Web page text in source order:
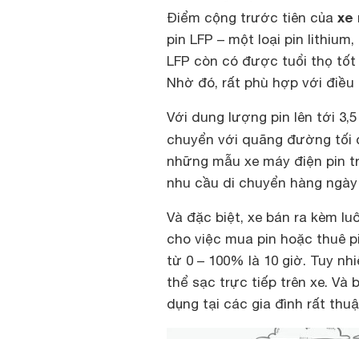
Điểm cộng trước tiên của xe
pin LFP – một loại pin
LFP còn có được tuổi thọ
Nhờ đó, rất phù hợp với
Với dung lượng pin lên tới
chuyển với quãng đường
những mẫu xe máy điện pin
nhu cầu di chuyển hàng
Và đặc biệt, xe bán ra kèm
cho việc mua pin hoặc thuê
từ 0 – 100% là 10 giờ. Tuy
thể sạc trực tiếp trên xe. Và
dụng tại các gia đình rất